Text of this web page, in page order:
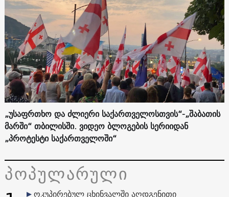
„უსაფრთხო და ძლიერი საქართველოსთვის“-„შაბათის
მარში“ თბილისში. ვიდეო ბლოგების სერიიდან
„პროტესტი საქართველოში“
პოპულარული
ოკუპირებულ ცხინვალში აღდგენითი